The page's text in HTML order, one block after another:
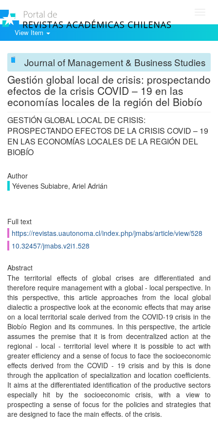
View Item
Journal of Management & Business Studies
Gestión global local de crisis: prospectando
efectos de la crisis COVID – 19 en las
economías locales de la región del Biobío
GESTIÓN GLOBAL LOCAL DE CRISIS:
PROSPECTANDO EFECTOS DE LA CRISIS COVID – 19
EN LAS ECONOMÍAS LOCALES DE LA REGIÓN DEL
BIOBÍO
Author
Yévenes Subiabre, Ariel Adrián
Full text
https://revistas.uautonoma.cl/index.php/jmabs/article/view/528
10.32457/jmabs.v2i1.528
Abstract
The territorial effects of global crises are differentiated and
therefore require management with a global - local perspective. In
this perspective, this article approaches from the local global
dialectic a prospective look at the economic effects that may arise
on a local territorial scale derived from the COVID-19 crisis in the
Biobío Region and its communes. In this perspective, the article
assumes the premise that it is from decentralized action at the
regional - local - territorial level where it is possible to act with
greater efficiency and a sense of focus to face the socioeconomic
effects derived from the COVID - 19 crisis and by this is done
through the application of specialization and location coefficients.
It aims at the differentiated identification of the productive sectors
especially hit by the socioeconomic crisis, with a view to
prospecting a sense of focus for the policies and strategies that
are designed to face the main effects. of the crisis.